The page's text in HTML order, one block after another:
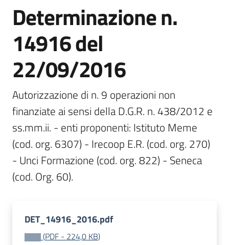
Novità
Servizi
Leggi
Atti
Bandi
Piani
Programmi
Progetti
Determinazione n.
14916 del
22/09/2016
Autorizzazione di n. 9 operazioni non
finanziate ai sensi della D.G.R. n. 438/2012 e
ss.mm.ii. - enti proponenti: Istituto Meme
(cod. org. 6307) - Irecoop E.R. (cod. org. 270)
- Unci Formazione (cod. org. 822) - Seneca
(cod. Org. 60).
DET_14916_2016.pdf
(PDF - 224,0 KB)